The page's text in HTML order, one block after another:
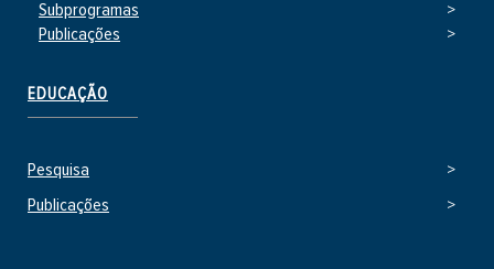
Subprogramas
Publicações
EDUCAÇÃO
Pesquisa
Publicações